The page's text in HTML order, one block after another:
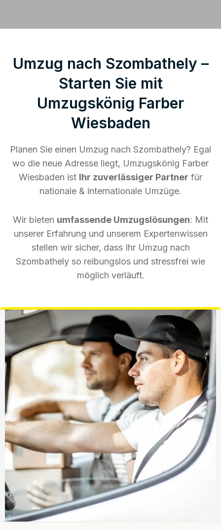
Umzug nach Szombathely –
Starten Sie mit
Umzugskönig Farber
Wiesbaden
Planen Sie einen Umzug nach Szombathely? Egal
wo die neue Adresse liegt, Umzugskönig Farber
Wiesbaden ist Ihr zuverlässiger Partner für
nationale & internationale Umzüge.
Wir bieten umfassende Umzugslösungen: Mit
unserer Erfahrung und unserem Expertenwissen
stellen wir sicher, dass Ihr Umzug nach
Szombathely so reibungslos und stressfrei wie
möglich verläuft.